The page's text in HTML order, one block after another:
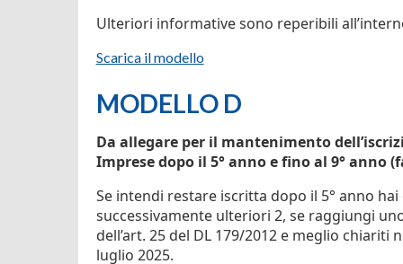
Ulteriori informative sono reperibili
Scarica il modello
MODELLO D
Da allegare per il mantenimento
Imprese dopo il 5° anno e fino al 9° anno
Se intendi restare iscritta dopo il 5° anno
successivamente ulteriori 2, se raggiungi
dell’art. 25 del DL 179/2012 e meglio chiariti
luglio 2025.